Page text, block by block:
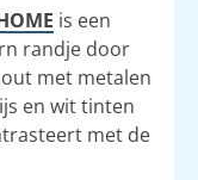
is een
randje door
met metalen
en wit tinten
met de